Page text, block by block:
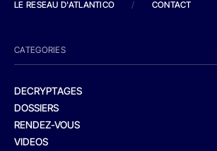
LE RESEAU D'ATLANTICO
/ CONTACT
CATEGORIES
DECRYPTAGES
DOSSIERS
RENDEZ-VOUS
VIDEOS